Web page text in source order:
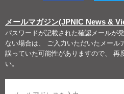
メールマガジン(JPNIC News &
パスワードが記載された確認メールが
ない場合は、 ご入力いただいたメール
誤っていた可能性がありますので、 再
い。